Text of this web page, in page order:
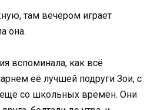
там вечером играет
она.
вспоминала, как всё
её лучшей подруги Зои, с
со школьных времён. Они